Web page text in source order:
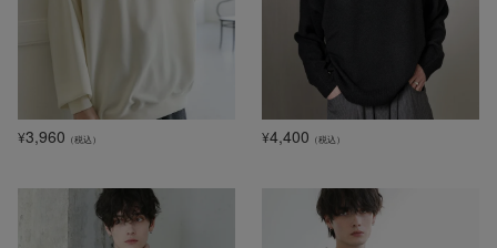
¥3,960 （税込） ¥4,400 （税込）